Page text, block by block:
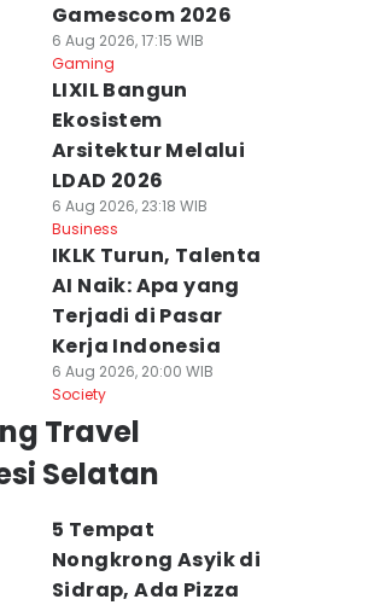
Gamescom 2026
6 Aug 2026, 17:15 WIB
Gaming
LIXIL Bangun
Ekosistem
Arsitektur Melalui
LDAD 2026
6 Aug 2026, 23:18 WIB
Business
IKLK Turun, Talenta
AI Naik: Apa yang
Terjadi di Pasar
Kerja Indonesia
6 Aug 2026, 20:00 WIB
Society
Travel
Selatan
5 Tempat
Nongkrong Asyik di
Sidrap, Ada Pizza